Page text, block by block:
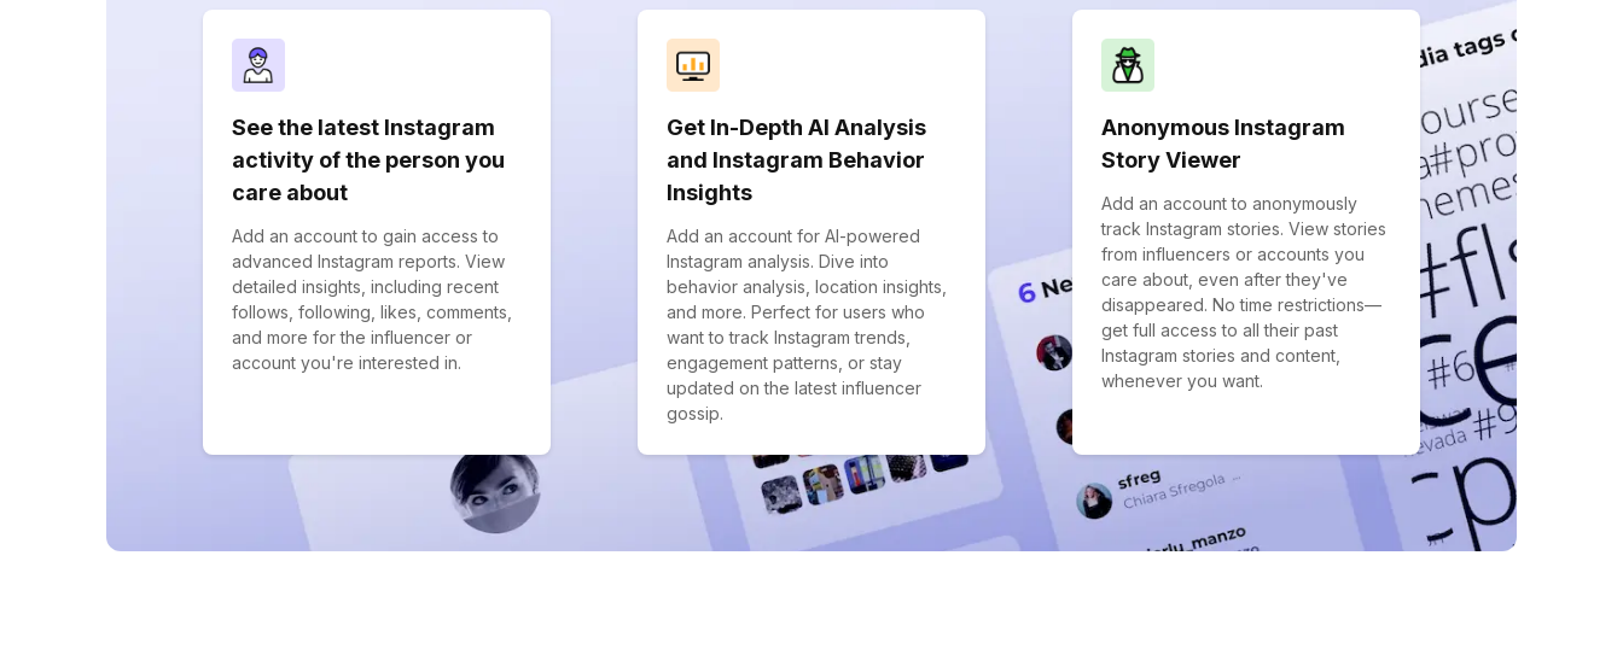
See the latest Instagram
activity of the person you
care about
Add an account to gain access to
advanced Instagram reports. View
detailed insights, including recent
follows, following, likes, comments,
and more for the influencer or
account you're interested in.
Get In-Depth AI Analysis
and Instagram Behavior
Insights
Add an account for AI-powered
Instagram analysis. Dive into
behavior analysis, location insights,
and more. Perfect for users who
want to track Instagram trends,
engagement patterns, or stay
updated on the latest influencer
gossip.
Anonymous Instagram
Story Viewer
Add an account to anonymously
track Instagram stories. View stories
from influencers or accounts you
care about, even after they've
disappeared. No time restrictions—
get full access to all their past
Instagram stories and content,
whenever you want.